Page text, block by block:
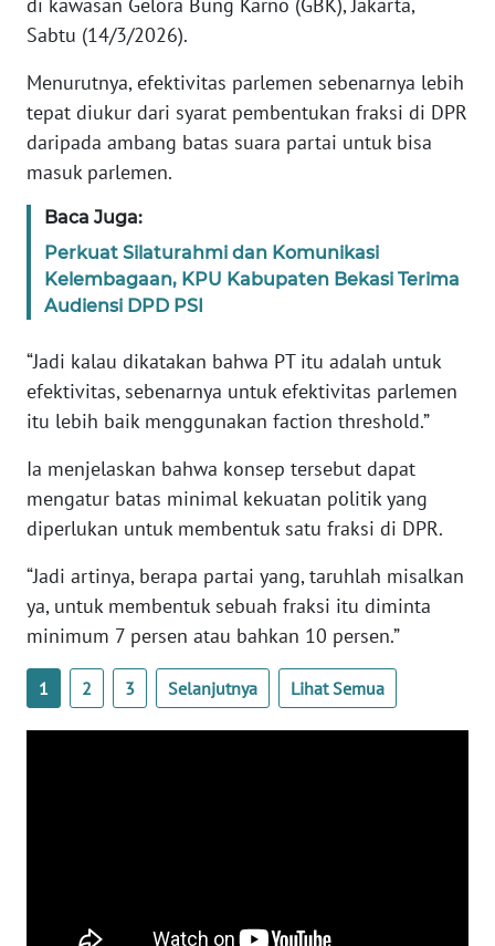
di kawasan Gelora Bung Karno (GBK), Jakarta,
Sabtu (14/3/2026).
Menurutnya, efektivitas parlemen sebenarnya lebih
tepat diukur dari syarat pembentukan fraksi di DPR
daripada ambang batas suara partai untuk bisa
masuk parlemen.
Baca Juga:
Perkuat Silaturahmi dan Komunikasi
Kelembagaan, KPU Kabupaten Bekasi Terima
Audiensi DPD PSI
“Jadi kalau dikatakan bahwa PT itu adalah untuk
efektivitas, sebenarnya untuk efektivitas parlemen
itu lebih baik menggunakan faction threshold.”
Ia menjelaskan bahwa konsep tersebut dapat
mengatur batas minimal kekuatan politik yang
diperlukan untuk membentuk satu fraksi di DPR.
“Jadi artinya, berapa partai yang, taruhlah misalkan
ya, untuk membentuk sebuah fraksi itu diminta
minimum 7 persen atau bahkan 10 persen.”
1 2 3 Selanjutnya Lihat Semua
KARIR
Wahana
News
Regional
WN
SUMUT
WN
WN
JABAR
WN
BANTEN
NTT
WN
WN
PAPUA